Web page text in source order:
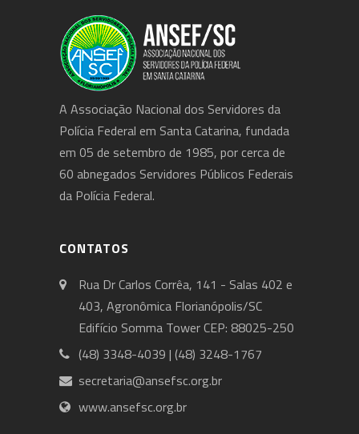
A Associação Nacional dos Servidores da
Polícia Federal em Santa Catarina, fundada
em 05 de setembro de 1985, por cerca de
60 abnegados Servidores Públicos Federais
da Polícia Federal.
CONTATOS
Rua Dr Carlos Corrêa, 141 - Salas 402 e
403, Agronômica Florianópolis/SC
Edifício Somma Tower CEP: 88025-250
(48) 3348-4039 | (48) 3248-1767
secretaria@ansefsc.org.br
www.ansefsc.org.br